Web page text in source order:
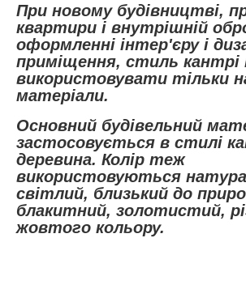
При новому будівництві,
квартири і внутрішній
оформленні інтер'єру і
приміщення, стиль кантрі
використовувати тільки
матеріали.
Основний будівельний
застосовується в стилі
деревина. Колір теж
використовуються
світлий, близький до
блакитний, золотистий,
жовтого кольору.